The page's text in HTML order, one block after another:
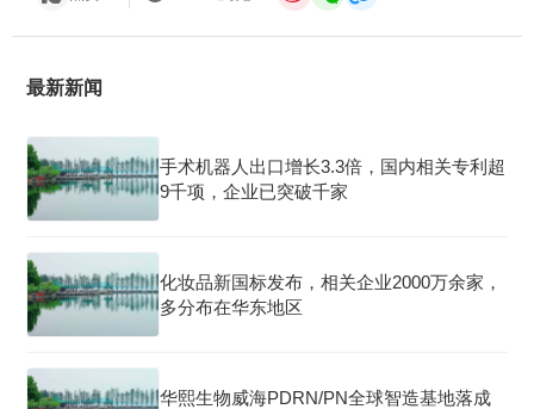
最新新闻
手术机器人出口增长3.3倍，国内相关专利超
9千项，企业已突破千家
化妆品新国标发布，相关企业2000万余家，
多分布在华东地区
华熙生物威海PDRN/PN全球智造基地落成